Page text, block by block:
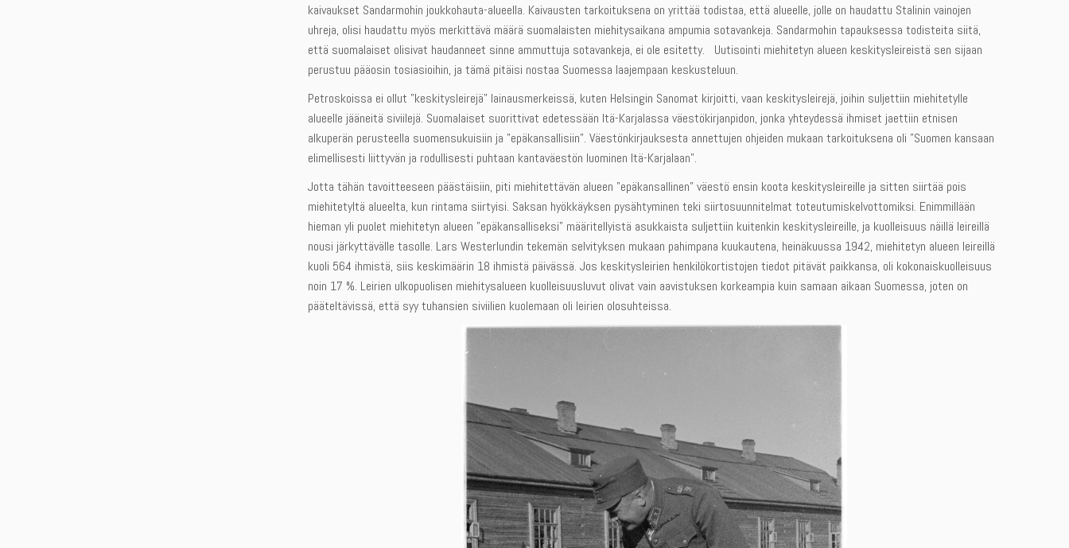
kaivaukset Sandarmohin joukkohauta-alueella. Kaivausten tarkoituksena on yrittää todistaa, että alueelle, jolle on haudattu Stalinin vainojen
uhreja, olisi haudattu myös merkittävä määrä suomalaisten miehitysaikana ampumia sotavankeja. Sandarmohin tapauksessa todisteita siitä,
että suomalaiset olisivat haudanneet sinne ammuttuja sotavankeja, ei ole esitetty. Uutisointi miehitetyn alueen keskitysleireistä sen sijaan
perustuu pääosin tosiasioihin, ja tämä pitäisi nostaa Suomessa laajempaan keskusteluun.
Petroskoissa ei ollut ”keskitysleirejä” lainausmerkeissä, kuten Helsingin Sanomat kirjoitti, vaan keskitysleirejä, joihin suljettiin miehitetylle
alueelle jääneitä siviilejä. Suomalaiset suorittivat edetessään Itä-Karjalassa väestökirjanpidon, jonka yhteydessä ihmiset jaettiin etnisen
alkuperän perusteella suomensukuisiin ja ”epäkansallisiin”. Väestönkirjauksesta annettujen ohjeiden mukaan tarkoituksena oli ”Suomen kansaan
elimellisesti liittyvän ja rodullisesti puhtaan kantaväestön luominen Itä-Karjalaan”.
Jotta tähän tavoitteeseen päästäisiin, piti miehitettävän alueen ”epäkansallinen” väestö ensin koota keskitysleireille ja sitten siirtää pois
miehitetyltä alueelta, kun rintama siirtyisi. Saksan hyökkäyksen pysähtyminen teki siirtosuunnitelmat toteutumiskelvottomiksi. Enimmillään
hieman yli puolet miehitetyn alueen ”epäkansalliseksi” määritellyistä asukkaista suljettiin kuitenkin keskitysleireille, ja kuolleisuus näillä leireillä
nousi järkyttävälle tasolle. Lars Westerlundin tekemän selvityksen mukaan pahimpana kuukautena, heinäkuussa 1942, miehitetyn alueen leireillä
kuoli 564 ihmistä, siis keskimäärin 18 ihmistä päivässä. Jos keskitysleirien henkilökortistojen tiedot pitävät paikkansa, oli kokonaiskuolleisuus
noin 17 %. Leirien ulkopuolisen miehitysalueen kuolleisuusluvut olivat vain aavistuksen korkeampia kuin samaan aikaan Suomessa, joten on
pääteltävissä, että syy tuhansien siviilien kuolemaan oli leirien olosuhteissa.